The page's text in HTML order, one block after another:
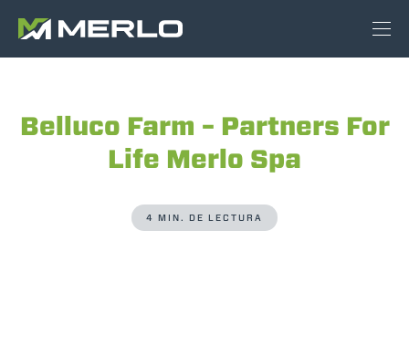
Belluco Farm – Partners For
Life Merlo Spa
4 MIN. DE LECTURA